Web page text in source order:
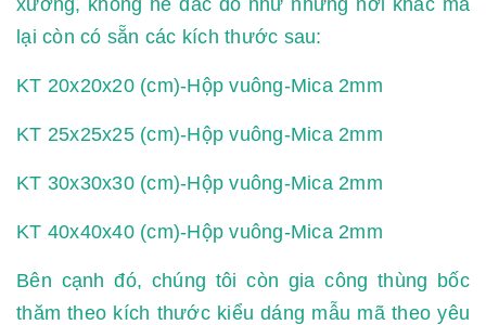
lại còn có sẵn các kích thước sau:
KT 20x20x20 (cm)-Hộp vuông-Mica 2mm
KT 25x25x25 (cm)-Hộp vuông-Mica 2mm
KT 30x30x30 (cm)-Hộp vuông-Mica 2mm
KT 40x40x40 (cm)-Hộp vuông-Mica 2mm
Bên cạnh đó, chúng tôi còn gia công thùng bốc
thăm theo kích thước kiểu dáng mẫu mã theo yêu